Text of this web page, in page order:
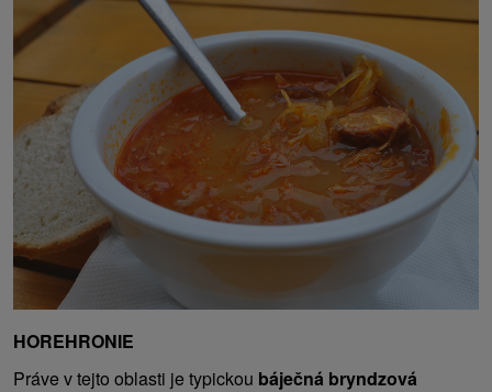
HOREHRONIE
Práve v tejto oblasti je typickou báječná bryndzová